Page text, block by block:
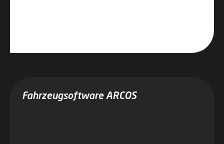
Fahrzeugsoftware ARCOS